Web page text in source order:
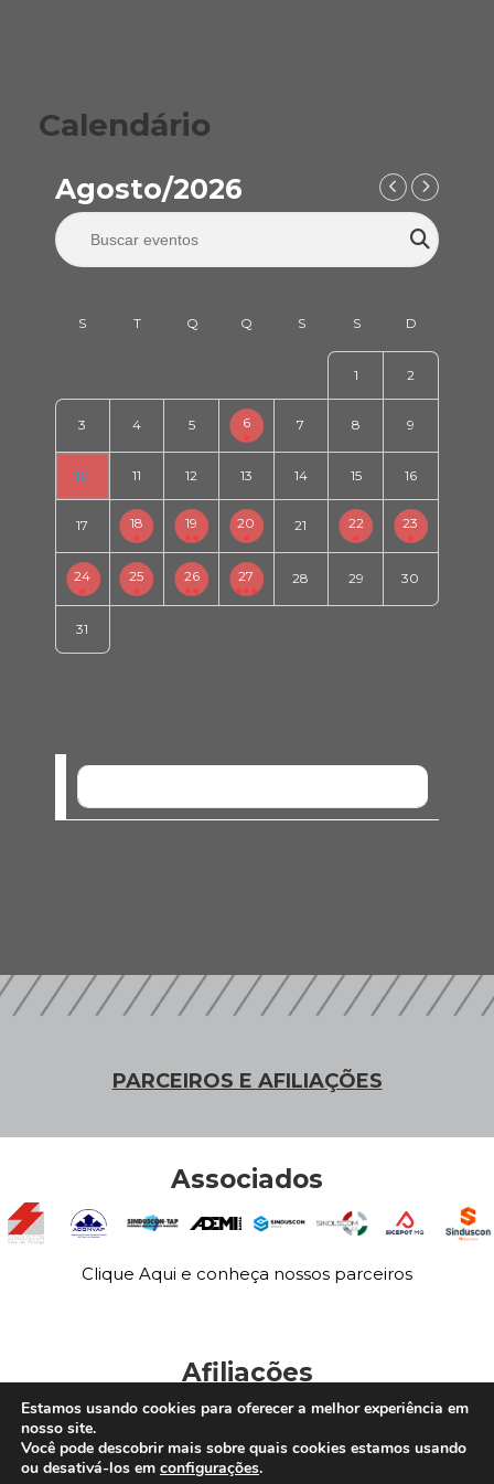
Calendário
Agosto/2026
1 2
3 4 5 6 7 8 9
10 11 12 13 14 15 16
17 18 19 20 21 22 23
24 25 26 27 28 29 30
31
PARCEIROS E AFILIAÇÕES
Associados
Clique Aqui e conheça nossos parceiros
Afiliações
Estamos usando cookies para oferecer a melhor experiência em
nosso site.
Você pode descobrir mais sobre quais cookies estamos usando
ou desativá-los em configurações.